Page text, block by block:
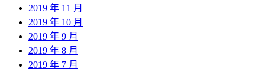
2019 年 11 月
2019 年 10 月
2019 年 9 月
2019 年 8 月
2019 年 7 月